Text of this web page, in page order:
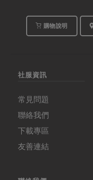
購物說明
社服資訊
常見問題
聯絡我們
下載專區
友善連結